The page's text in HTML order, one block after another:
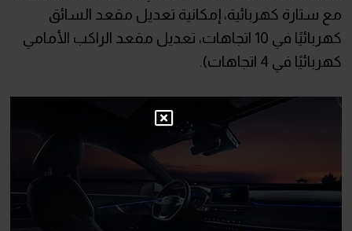
مع ستارة كهربائية، إمكانية تعديل مقعد السائق
كهربائيًا في 10 اتجاهات، تعديل مقعد الراكب الأمامي
كهربائيًا في 4 اتجاهات).